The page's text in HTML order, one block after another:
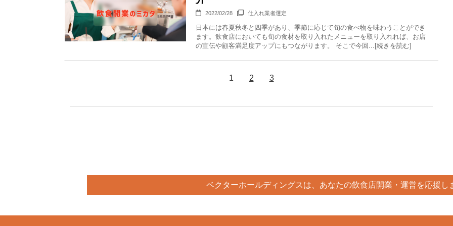
2022/02/28 仕入れ業者選定
日本には春夏秋冬と四季があり、季節に応じて旬の食べ物を味わうことができ
ます。飲食店においても旬の食材を取り入れたメニューを取り入れれば、お店
の宣伝や顧客満足度アップにもつながります。 そこで今回...[続きを読む]
1 2 3
ベクターホールディングスは、あなたの飲食店開業・運営を応援し